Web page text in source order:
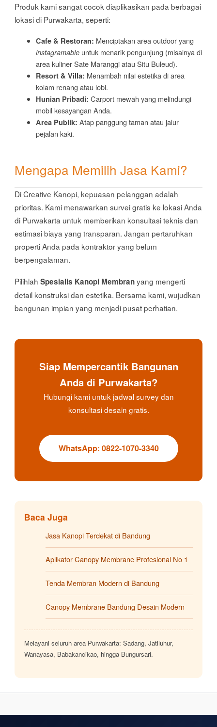
Produk kami sangat cocok diaplikasikan pada berbagai
lokasi di Purwakarta, seperti:
Cafe & Restoran: Menciptakan area outdoor yang
instagramableuntuk menarik pengunjung (misalnya di
area kuliner Sate Maranggi atau Situ Buleud).
Resort & Villa: Menambah nilai estetika di area
kolam renang atau lobi.
Hunian Pribadi: Carport mewah yang melindungi
mobil kesayangan Anda.
Area Publik: Atap panggung taman atau jalur
pejalan kaki.
Mengapa Memilih Jasa Kami?
Di Creative Kanopi, kepuasan pelanggan adalah
prioritas. Kami menawarkan survei gratis ke lokasi Anda
di Purwakarta untuk memberikan konsultasi teknis dan
estimasi biaya yang transparan. Jangan pertaruhkan
properti Anda pada kontraktor yang belum
berpengalaman.
Pilihlah Spesialis Kanopi Membranyang mengerti
detail konstruksi dan estetika. Bersama kami, wujudkan
bangunan impian yang menjadi pusat perhatian.
Siap Mempercantik Bangunan
Anda di Purwakarta?
Hubungi kami untuk jadwal survey dan
konsultasi desain gratis.
WhatsApp: 0822-1070-3340
Baca Juga
Jasa Kanopi Terdekat di Bandung
Aplikator Canopy Membrane Profesional No 1
Tenda Membran Modern di Bandung
Canopy Membrane Bandung Desain Modern
Melayani seluruh area Purwakarta: Sadang, Jatiluhur,
Wanayasa, Babakancikao, hingga Bungursari.